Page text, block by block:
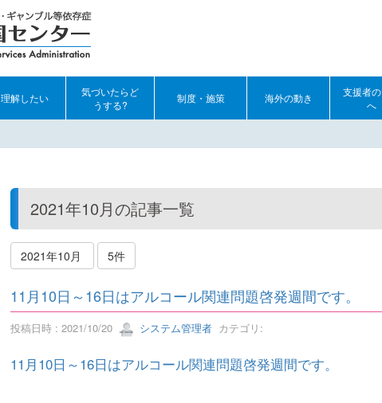
理解したい
気づいたらど
うする?
制度・施策 海外の動き
支援者
へ
2021年10月の記事一覧
2021年10月 5件
11月10日～16日はアルコール関連問題啓発週間です。
投稿日時 : 2021/10/20 システム管理者カテゴリ:
11月10日～16日はアルコール関連問題啓発週間です。